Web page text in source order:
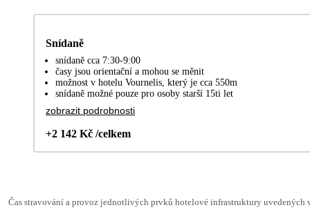
Snídaně
snídaně cca 7:30-9:00
časy jsou orientační a mohou se měnit
možnost v hotelu Vournelis, který je cca 550m
snídaně možné pouze pro osoby starší 15ti let
zobrazit podrobnosti
+2 142 Kč /celkem
Čas stravování a provoz jednotlivých prvků hotelové infrastruktury uvedených